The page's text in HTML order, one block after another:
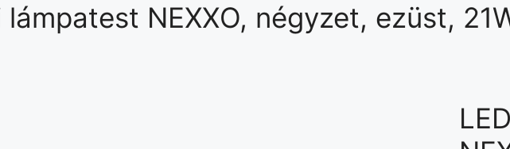
lámpatest NEXXO, négyzet, ezüst,